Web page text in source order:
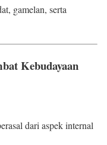
gamelan, serta
Kebudayaan
dari aspek internal